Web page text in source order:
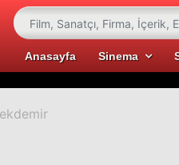
Anasayfa Sinema